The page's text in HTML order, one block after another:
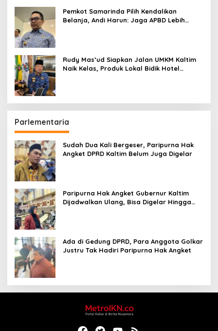
Pemkot Samarinda Pilih Kendalikan
Belanja, Andi Harun: Jaga APBD Lebih
Rudy Mas’ud Siapkan Jalan UMKM Kaltim
Naik Kelas, Produk Lokal Bidik Hotel
Parlementaria
Sudah Dua Kali Bergeser, Paripurna Hak
Angket DPRD Kaltim Belum Juga Digelar
Paripurna Hak Angket Gubernur Kaltim
Dijadwalkan Ulang, Bisa Digelar Hingga
Ada di Gedung DPRD, Para Anggota Golkar
Justru Tak Hadiri Paripurna Hak Angket